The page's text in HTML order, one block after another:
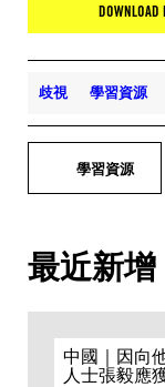
DOWNLOAD
歧視 學習資源
學習資源
最近新增
中國｜因向
人士張毅應